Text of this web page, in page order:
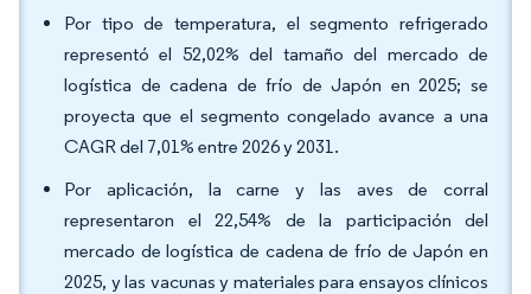
Por tipo de temperatura, el segmento refrigerado
representó el 52,02% del tamaño del mercado de
logística de cadena de frío de Japón en 2025; se
proyecta que el segmento congelado avance a una
CAGR del 7,01% entre 2026 y 2031.
Por aplicación, la carne y las aves de corral
representaron el 22,54% de la participación del
mercado de logística de cadena de frío de Japón en
2025, y las vacunas y materiales para ensayos clínicos